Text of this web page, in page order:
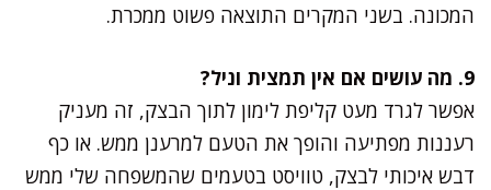
המכונה. בשני המקרים התוצאה פשוט ממכרת.
9. מה עושים אם אין תמצית וניל?
אפשר לגרד מעט קליפת לימון לתוך הבצק, זה מעניק
רעננות מפתיעה והופך את הטעם למרענן ממש. או כף
דבש איכותי לבצק, טוויסט בטעמים שהמשפחה שלי ממש